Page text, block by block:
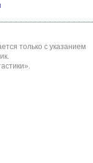
только с указанием